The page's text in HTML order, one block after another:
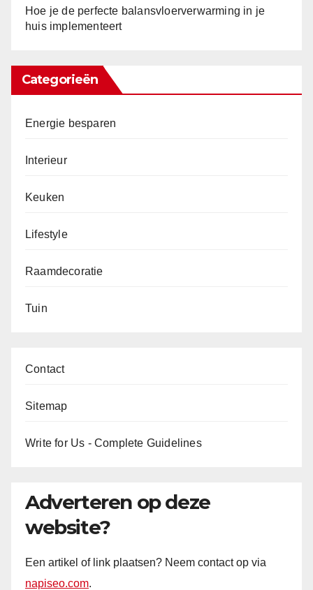
Hoe je de perfecte balansvloerverwarming in je
huis implementeert
Categorieën
Energie besparen
Interieur
Keuken
Lifestyle
Raamdecoratie
Tuin
Contact
Sitemap
Write for Us - Complete Guidelines
Adverteren op deze
website?
Een artikel of link plaatsen? Neem contact op via
napiseo.com.